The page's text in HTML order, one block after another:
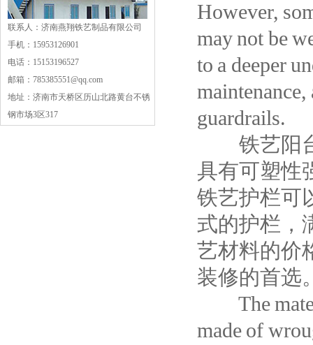
联系人：济南燕翔铁艺制品有限公司
手机：15953126901
电话：15153196527
邮箱：785385551@qq.com
地址：济南市天桥区历山北路黄台不锈
钢市场3区317
However,
may not be
to a deeper
guardrails.
铁艺阳台
具有可塑性
铁艺护栏可
式的护栏，
艺材料的价
装修的首选
The
made of